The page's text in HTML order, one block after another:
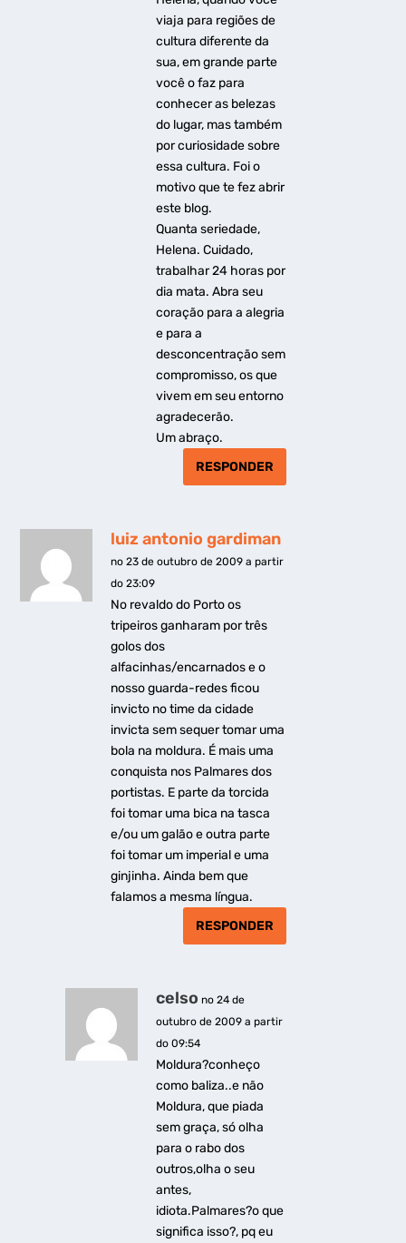
viaja para regiões de
cultura diferente da
sua, em grande parte
você o faz para
conhecer as belezas
do lugar, mas também
por curiosidade sobre
essa cultura. Foi o
motivo que te fez abrir
este blog.
Quanta seriedade,
Helena. Cuidado,
trabalhar 24 horas por
dia mata. Abra seu
coração para a alegria
e para a
desconcentração sem
compromisso, os que
vivem em seu entorno
agradecerão.
Um abraço.
RESPONDER
luiz antonio gardiman
no 23 de outubro de 2009 a partir
do 23:09
No revaldo do Porto os
tripeiros ganharam por três
golos dos
alfacinhas/encarnados e o
nosso guarda-redes ficou
invicto no time da cidade
invicta sem sequer tomar uma
bola na moldura. É mais uma
conquista nos Palmares dos
portistas. E parte da torcida
foi tomar uma bica na tasca
e/ou um galão e outra parte
foi tomar um imperial e uma
ginjinha. Ainda bem que
falamos a mesma língua.
RESPONDER
celso no 24 de
outubro de 2009 a partir
do 09:54
Moldura?conheço
como baliza..e não
Moldura, que piada
sem graça, só olha
para o rabo dos
outros,olha o seu
antes,
idiota.Palmares?o que
significa isso?, pq eu